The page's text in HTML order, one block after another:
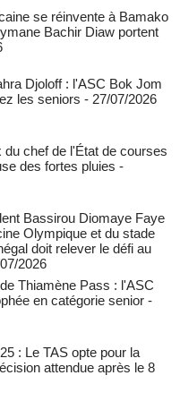
se réinvente à Bamako
Bachir Diaw portent
Djoloff : l'ASC Bok Jom
les seniors - 27/07/2026
du chef de l'État de courses
des fortes pluies -
Bassirou Diomaye Faye
Olympique et du stade
doit relever le défi au
2026
Thiamène Pass : l'ASC
en catégorie senior -
: Le TAS opte pour la
attendue après le 8